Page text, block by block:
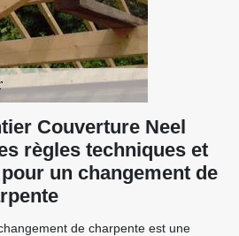
Couverture Neel
règles techniques et
un changement de
de charpente est une